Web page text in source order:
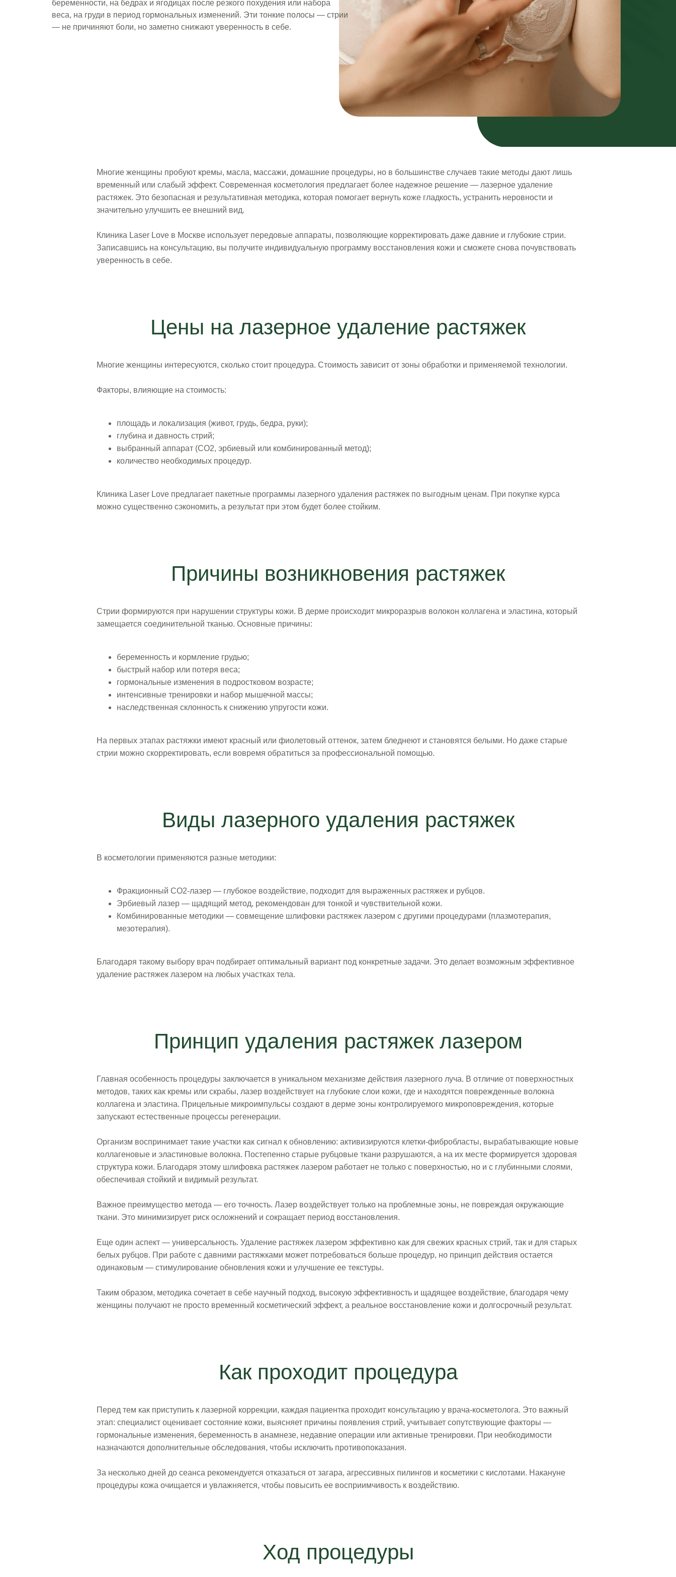
беременности, на бедрах и ягодицах после резкого похудения или набора
веса, на груди в период гормональных изменений. Эти тонкие полосы — стрии
— не причиняют боли, но заметно снижают уверенность в себе.
Многие женщины пробуют кремы, масла, массажи, домашние процедуры, но в большинстве случаев такие методы дают лишь
временный или слабый эффект. Современная косметология предлагает более надежное решение — лазерное удаление
растяжек. Это безопасная и результативная методика, которая помогает вернуть коже гладкость, устранить неровности и
значительно улучшить ее внешний вид.
Клиника Laser Love в Москве использует передовые аппараты, позволяющие корректировать даже давние и глубокие стрии.
Записавшись на консультацию, вы получите индивидуальную программу восстановления кожи и сможете снова почувствовать
уверенность в себе.
Цены на лазерное удаление растяжек
Многие женщины интересуются, сколько стоит процедура. Стоимость зависит от зоны обработки и применяемой технологии.
Факторы, влияющие на стоимость:
площадь и локализация (живот, грудь, бедра, руки);
глубина и давность стрий;
выбранный аппарат (CO2, эрбиевый или комбинированный метод);
количество необходимых процедур.
Клиника Laser Love предлагает пакетные программы лазерного удаления растяжек по выгодным ценам. При покупке курса
можно существенно сэкономить, а результат при этом будет более стойким.
Причины возникновения растяжек
Стрии формируются при нарушении структуры кожи. В дерме происходит микроразрыв волокон коллагена и эластина, который
замещается соединительной тканью. Основные причины:
беременность и кормление грудью;
быстрый набор или потеря веса;
гормональные изменения в подростковом возрасте;
интенсивные тренировки и набор мышечной массы;
наследственная склонность к снижению упругости кожи.
На первых этапах растяжки имеют красный или фиолетовый оттенок, затем бледнеют и становятся белыми. Но даже старые
стрии можно скорректировать, если вовремя обратиться за профессиональной помощью.
Виды лазерного удаления растяжек
В косметологии применяются разные методики:
Фракционный CO2-лазер — глубокое воздействие, подходит для выраженных растяжек и рубцов.
Эрбиевый лазер — щадящий метод, рекомендован для тонкой и чувствительной кожи.
Комбинированные методики — совмещение шлифовки растяжек лазером с другими процедурами (плазмотерапия,
мезотерапия).
Благодаря такому выбору врач подбирает оптимальный вариант под конкретные задачи. Это делает возможным эффективное
удаление растяжек лазером на любых участках тела.
Принцип удаления растяжек лазером
Главная особенность процедуры заключается в уникальном механизме действия лазерного луча. В отличие от поверхностных
методов, таких как кремы или скрабы, лазер воздействует на глубокие слои кожи, где и находятся поврежденные волокна
коллагена и эластина. Прицельные микроимпульсы создают в дерме зоны контролируемого микроповреждения, которые
запускают естественные процессы регенерации.
Организм воспринимает такие участки как сигнал к обновлению: активизируются клетки-фибробласты, вырабатывающие новые
коллагеновые и эластиновые волокна. Постепенно старые рубцовые ткани разрушаются, а на их месте формируется здоровая
структура кожи. Благодаря этому шлифовка растяжек лазером работает не только с поверхностью, но и с глубинными слоями,
обеспечивая стойкий и видимый результат.
Важное преимущество метода — его точность. Лазер воздействует только на проблемные зоны, не повреждая окружающие
ткани. Это минимизирует риск осложнений и сокращает период восстановления.
Еще один аспект — универсальность. Удаление растяжек лазером эффективно как для свежих красных стрий, так и для старых
белых рубцов. При работе с давними растяжками может потребоваться больше процедур, но принцип действия остается
одинаковым — стимулирование обновления кожи и улучшение ее текстуры.
Таким образом, методика сочетает в себе научный подход, высокую эффективность и щадящее воздействие, благодаря чему
женщины получают не просто временный косметический эффект, а реальное восстановление кожи и долгосрочный результат.
Как проходит процедура
Перед тем как приступить к лазерной коррекции, каждая пациентка проходит консультацию у врача-косметолога. Это важный
этап: специалист оценивает состояние кожи, выясняет причины появления стрий, учитывает сопутствующие факторы —
гормональные изменения, беременность в анамнезе, недавние операции или активные тренировки. При необходимости
назначаются дополнительные обследования, чтобы исключить противопоказания.
За несколько дней до сеанса рекомендуется отказаться от загара, агрессивных пилингов и косметики с кислотами. Накануне
процедуры кожа очищается и увлажняется, чтобы повысить ее восприимчивость к воздействию.
Ход процедуры